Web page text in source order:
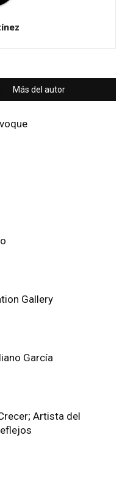
Más del autor
Gallery
García
Artista del